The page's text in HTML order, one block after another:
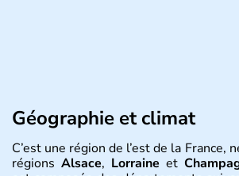
Géographie et climat
C’est une région de l’est de la France,
régions Alsace, Lorraine et